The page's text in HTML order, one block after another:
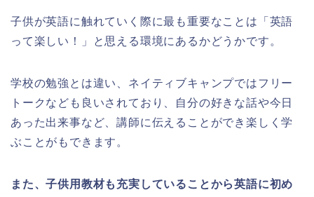
子供が英語に触れていく際に最も重要なことは「英語
って楽しい！」と思える環境にあるかどうかです。
学校の勉強とは違い、ネイティブキャンプではフリー
トークなども良いされており、自分の好きな話や今日
あった出来事など、講師に伝えることができ楽しく学
ぶことがもできます。
また、子供用教材も充実していることから英語に初め